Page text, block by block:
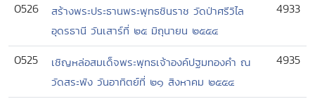
0526
สร้างพระประธานพระพุทธชินราช วัดป่าศรีวิไล
อุดรธานี วันเสาร์ที่ ๒๕ มิถุนายน ๒๕๕๔
4933
0525
เชิญหล่อสมเด็จพระพุทธเจ้าองค์ปฐมทองคำ ณ
วัดสระพัง วันอาทิตย์ที่ ๒๑ สิงหาคม ๒๕๕๔
4935